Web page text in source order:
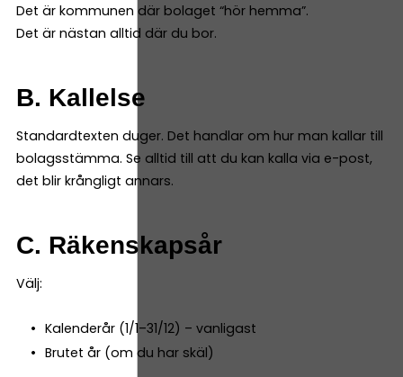
Det är kommunen där bolaget “hör hemma”.
Det är nästan alltid där du bor.
B. Kallelse
Standardtexten duger. Det handlar om hur man kallar till
bolagsstämma. Se alltid till att du kan kalla via e-post,
det blir krångligt annars.
C. Räkenskapsår
Välj:
Kalenderår (1/1–31/12) – vanligast
Brutet år (om du har skäl)